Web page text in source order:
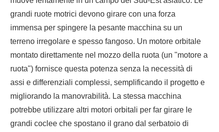
grandi ruote motrici devono girare con una forza
immensa per spingere la pesante macchina su un
terreno irregolare e spesso fangoso. Un motore orbitale
montato direttamente nel mozzo della ruota (un "motore a
ruota") fornisce questa potenza senza la necessità di
assi e differenziali complessi, semplificando il progetto e
migliorando la manovrabilità. La stessa macchina
potrebbe utilizzare altri motori orbitali per far girare le
grandi coclee che spostano il grano dal serbatoio di